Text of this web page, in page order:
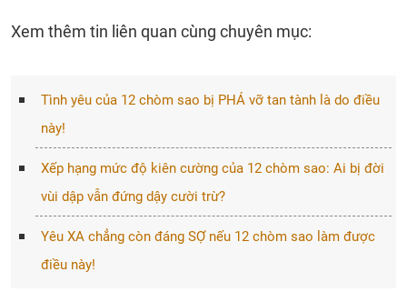
Xem thêm tin liên quan cùng chuyên mục:
Tình yêu của 12 chòm sao bị PHÁ vỡ tan tành là do điều
này!
Xếp hạng mức độ kiên cường của 12 chòm sao: Ai bị đời
vùi dập vẫn đứng dậy cười trừ?
Yêu XA chẳng còn đáng SỢ nếu 12 chòm sao làm được
điều này!